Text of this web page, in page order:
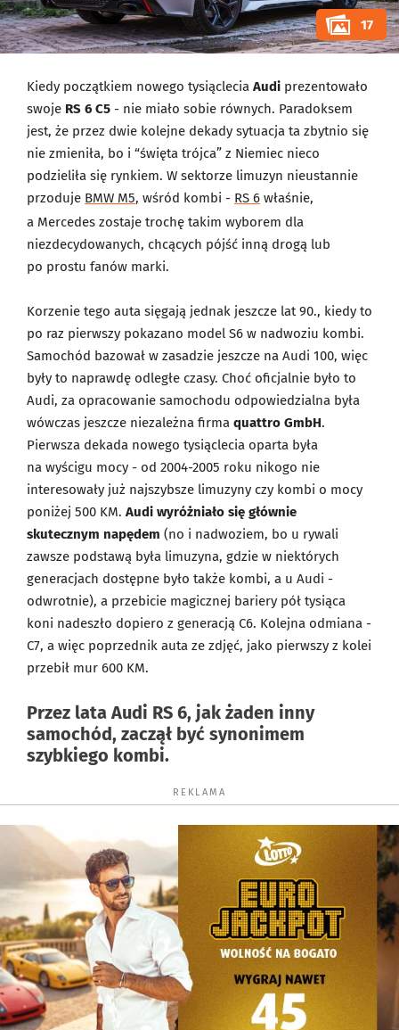
17
Kiedy początkiem nowego tysiąclecia Audi prezentowało
swoje RS 6 C5 - nie miało sobie równych. Paradoksem
jest, że przez dwie kolejne dekady sytuacja ta zbytnio się
nie zmieniła, bo i “święta trójca” z Niemiec nieco
podzieliła się rynkiem. W sektorze limuzyn nieustannie
przoduje BMW M5, wśród kombi - RS 6 właśnie,
a Mercedes zostaje trochę takim wyborem dla
niezdecydowanych, chcących pójść inną drogą lub
po prostu fanów marki.
Korzenie tego auta sięgają jednak jeszcze lat 90., kiedy to
po raz pierwszy pokazano model S6 w nadwoziu kombi.
Samochód bazował w zasadzie jeszcze na Audi 100, więc
były to naprawdę odległe czasy. Choć oficjalnie było to
Audi, za opracowanie samochodu odpowiedzialna była
wówczas jeszcze niezależna firma quattro GmbH.
Pierwsza dekada nowego tysiąclecia oparta była
na wyścigu mocy - od 2004-2005 roku nikogo nie
interesowały już najszybsze limuzyny czy kombi o mocy
poniżej 500 KM. Audi wyróżniało się głównie
skutecznym napędem (no i nadwoziem, bo u rywali
zawsze podstawą była limuzyna, gdzie w niektórych
generacjach dostępne było także kombi, a u Audi -
odwrotnie), a przebicie magicznej bariery pół tysiąca
koni nadeszło dopiero z generacją C6. Kolejna odmiana -
C7, a więc poprzednik auta ze zdjęć, jako pierwszy z kolei
przebił mur 600 KM.
Przez lata Audi RS 6, jak żaden inny
samochód, zaczął być synonimem
szybkiego kombi.
REKLAMA